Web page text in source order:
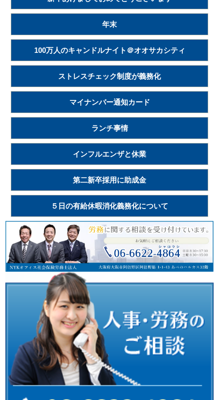
年末
100万人のキャンドルナイト＠オオサカシティ
ストレスチェック制度が義務化
マイナンバー通知カード
ランチ事情
インフルエンザと休業
第二新卒採用に助成金
５日の有給休暇消化義務化について